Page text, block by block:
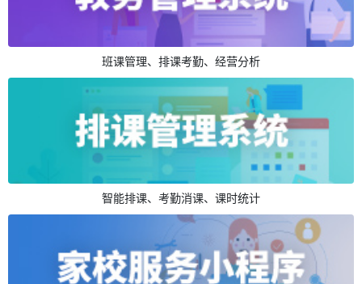
班课管理、排课考勤、经营分析
智能排课、考勤消课、课时统计